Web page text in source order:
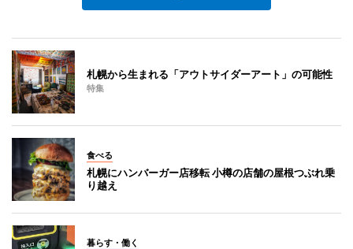
札幌から生まれる「アウトサイダーアート」の可能性
特集
食べる
札幌にハンバーガー店移転 小樽の店舗の屋根つぶれ乗
り越え
暮らす・働く